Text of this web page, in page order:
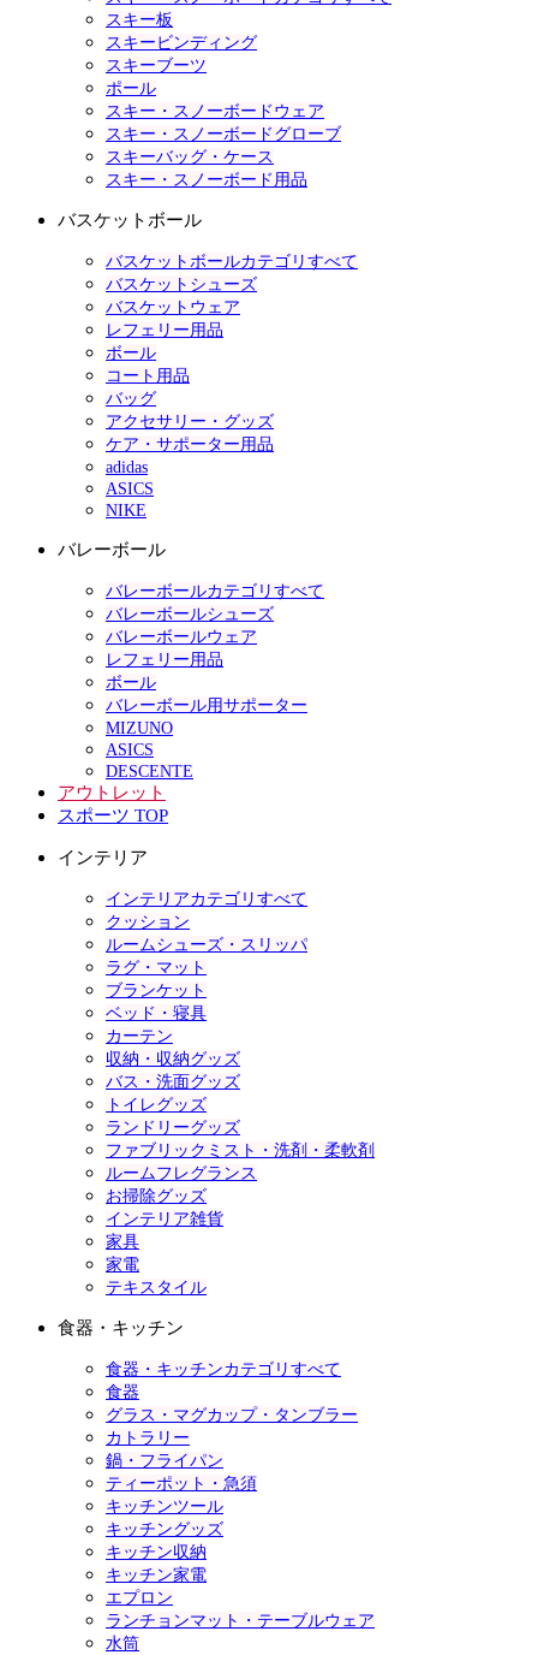
スキー板
スキービンディング
スキーブーツ
ポール
スキー・スノーボードウェア
スキー・スノーボードグローブ
スキーバッグ・ケース
スキー・スノーボード用品
バスケットボール
バスケットボールカテゴリすべて
バスケットシューズ
バスケットウェア
レフェリー用品
ボール
コート用品
バッグ
アクセサリー・グッズ
ケア・サポーター用品
adidas
ASICS
NIKE
バレーボール
バレーボールカテゴリすべて
バレーボールシューズ
バレーボールウェア
レフェリー用品
ボール
バレーボール用サポーター
MIZUNO
ASICS
DESCENTE
アウトレット
スポーツ TOP
インテリア
インテリアカテゴリすべて
クッション
ルームシューズ・スリッパ
ラグ・マット
ブランケット
ベッド・寝具
カーテン
収納・収納グッズ
バス・洗面グッズ
トイレグッズ
ランドリーグッズ
ファブリックミスト・洗剤・柔軟剤
ルームフレグランス
お掃除グッズ
インテリア雑貨
家具
家電
テキスタイル
食器・キッチン
食器・キッチンカテゴリすべて
食器
グラス・マグカップ・タンブラー
カトラリー
鍋・フライパン
ティーポット・急須
キッチンツール
キッチングッズ
キッチン収納
キッチン家電
エプロン
ランチョンマット・テーブルウェア
水筒